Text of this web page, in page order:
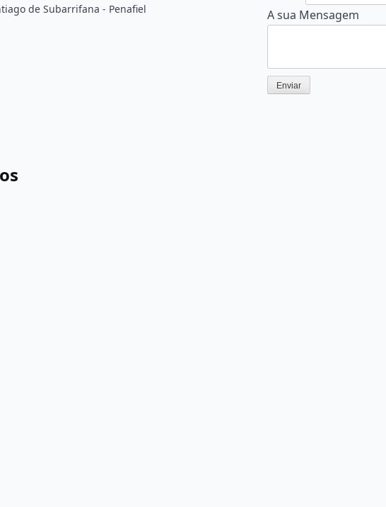
de Subarrifana - Penafiel
A
sua
A sua Mensagem
Enviar